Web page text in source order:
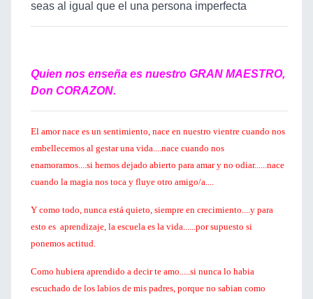
seas al igual que el una persona imperfecta
Quien nos enseña es nuestro GRAN MAESTRO,
Don CORAZON.
El amor nace es un sentimiento, nace en nuestro vientre cuando nos
embellecemos al gestar una vida....nace cuando nos
enamoramos....si hemos dejado abierto para amar y no odiar......nace
cuando la magia nos toca y fluye otro amigo/a....
Y como todo, nunca está quieto, siempre en crecimiento....y para
esto es aprendizaje, la escuela es la vida......por supuesto si
ponemos actitud.
Como hubiera aprendido a decir te amo.....si nunca lo habia
escuchado de los labios de mis padres, porque no sabian como